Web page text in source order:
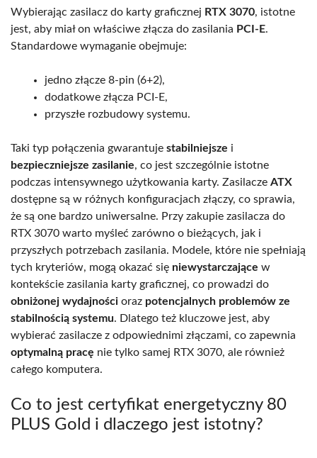
Wybierając zasilacz do karty graficznej RTX 3070, istotne
jest, aby miał on właściwe złącza do zasilania PCI-E.
Standardowe wymaganie obejmuje:
jedno złącze 8-pin (6+2),
dodatkowe złącza PCI-E,
przyszłe rozbudowy systemu.
Taki typ połączenia gwarantuje stabilniejsze i
bezpieczniejsze zasilanie, co jest szczególnie istotne
podczas intensywnego użytkowania karty. Zasilacze ATX
dostępne są w różnych konfiguracjach złączy, co sprawia,
że są one bardzo uniwersalne. Przy zakupie zasilacza do
RTX 3070 warto myśleć zarówno o bieżących, jak i
przyszłych potrzebach zasilania. Modele, które nie spełniają
tych kryteriów, mogą okazać się niewystarczające w
kontekście zasilania karty graficznej, co prowadzi do
obniżonej wydajności oraz potencjalnych problemów ze
stabilnością systemu. Dlatego też kluczowe jest, aby
wybierać zasilacze z odpowiednimi złączami, co zapewnia
optymalną pracę nie tylko samej RTX 3070, ale również
całego komputera.
Co to jest certyfikat energetyczny 80
PLUS Gold i dlaczego jest istotny?